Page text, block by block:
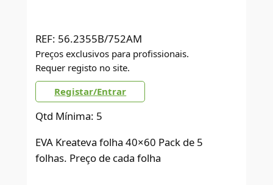
REF: 56.2355B/752AM
Preços exclusivos para profissionais.
Requer registo no site.
Registar/Entrar
Qtd Mínima: 5
EVA Kreateva folha 40×60 Pack de 5
folhas. Preço de cada folha